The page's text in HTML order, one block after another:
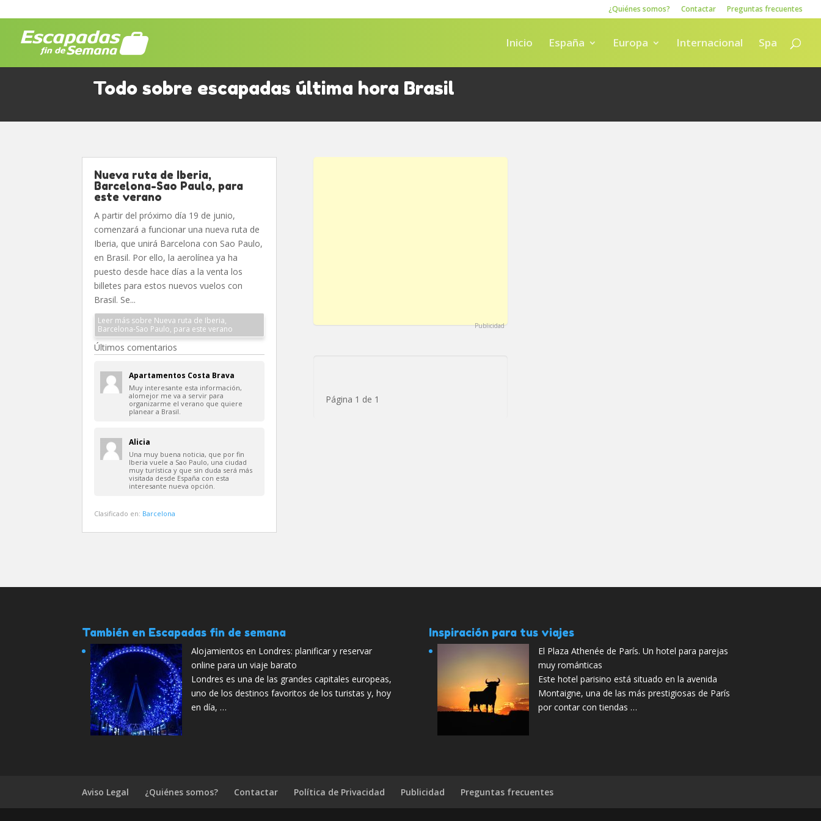
¿Quiénes somos? Contactar Preguntas frecuentes
Inicio España Europa Internacional Spa
Todo sobre escapadas última hora Brasil
Nueva ruta de Iberia,
Barcelona-Sao Paulo, para
este verano
A partir del próximo día 19 de junio,
comenzará a funcionar una nueva ruta de
Iberia, que unirá Barcelona con Sao Paulo,
en Brasil. Por ello, la aerolínea ya ha
puesto desde hace días a la venta los
billetes para estos nuevos vuelos con
Brasil. Se...
Leer más sobre Nueva ruta de Iberia,
Barcelona-Sao Paulo, para este verano
Últimos comentarios
Apartamentos Costa Brava
Muy interesante esta información,
alomejor me va a servir para
organizarme el verano que quiere
planear a Brasil.
Alicia
Una muy buena noticia, que por fin
Iberia vuele a Sao Paulo, una ciudad
muy turística y que sin duda será más
visitada desde España con esta
interesante nueva opción.
Clasificado en: Barcelona
Publicidad
Página 1 de 1
También en Escapadas fin de semana
Alojamientos en Londres: planificar y reservar
online para un viaje barato
Londres es una de las grandes capitales europeas,
uno de los destinos favoritos de los turistas y, hoy
en día, …
Inspiración para tus viajes
El Plaza Athenée de París. Un hotel para parejas
muy románticas
Este hotel parisino está situado en la avenida
Montaigne, una de las más prestigiosas de París
por contar con tiendas …
Aviso Legal ¿Quiénes somos? Contactar Política de Privacidad Publicidad Preguntas frecuentes